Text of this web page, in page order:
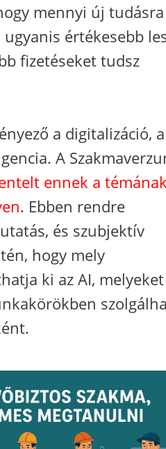
mennyi új tudásra
ugyanis értékesebb
fizetéseket tudsz
a digitalizáció, a
A
ennek a
. Ebben rendre
és szubjektív
hogy mely
ki az AI, melyeket